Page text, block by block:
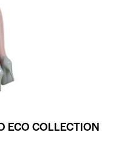
ECO COLLECTION